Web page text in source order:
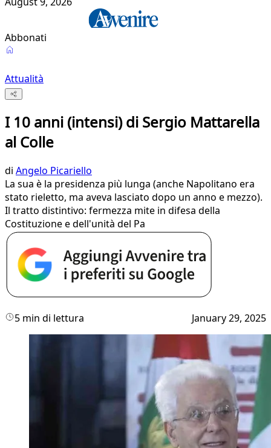
Abbonati
Attualità
I 10 anni (intensi) di Sergio Mattarella
al Colle
di Angelo Picariello
La sua è la presidenza più lunga (anche Napolitano era
stato rieletto, ma aveva lasciato dopo un anno e mezzo).
Il tratto distintivo: fermezza mite in difesa della
Costituzione e dell'unità del Pa
5 min di lettura January 29, 2025